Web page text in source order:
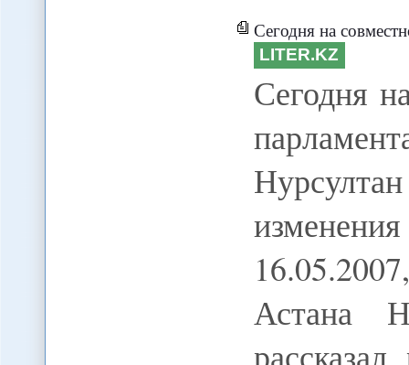
Сегодня на совместном заседании
LITER.KZ
Сегодня
Астана